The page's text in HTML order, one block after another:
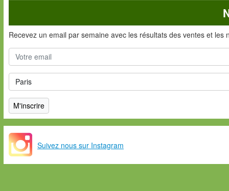
Recevez un email par semaine avec les résultats des ventes et
Suivez nous sur Instagram